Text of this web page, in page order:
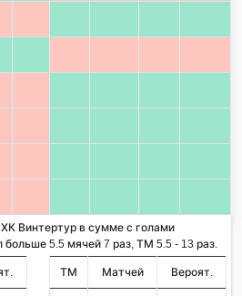
Винтертур в сумме с голами
больше 5.5 мячей 7 раз, ТМ 5.5 - 13 раз.
ТМ Матчей Вероят.